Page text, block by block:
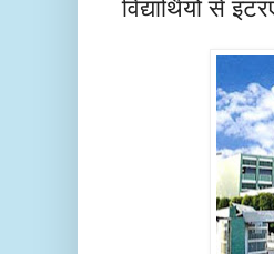
विद्यार्थियों